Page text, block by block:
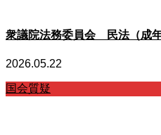
衆議院法務委員会 民法（成
2026.05.22
国会質疑